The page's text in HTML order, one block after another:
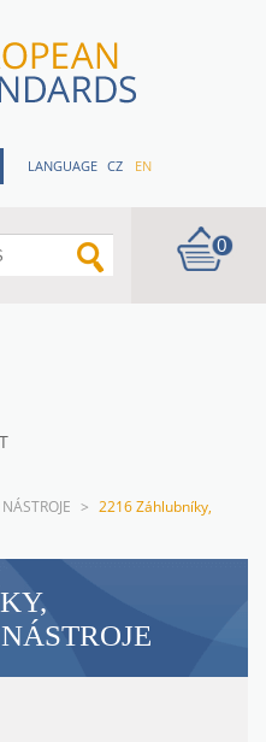
LANGUAGE CZ EN
0
> 2216 Záhlubníky,